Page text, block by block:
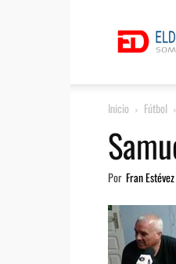
Inicio Fútbol
Por Fran Estévez